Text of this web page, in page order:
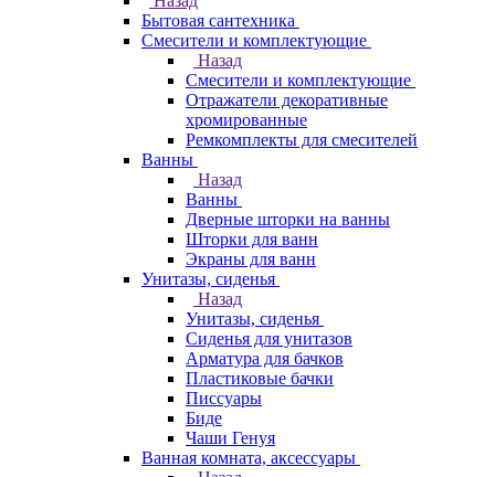
Бытовая сантехника
Смесители и комплектующие
Назад
Смесители и комплектующие
Отражатели декоративные
хромированные
Ремкомплекты для смесителей
Ванны
Назад
Ванны
Дверные шторки на ванны
Шторки для ванн
Экраны для ванн
Унитазы, сиденья
Назад
Унитазы, сиденья
Сиденья для унитазов
Арматура для бачков
Пластиковые бачки
Писсуары
Биде
Чаши Генуя
Ванная комната, аксессуары